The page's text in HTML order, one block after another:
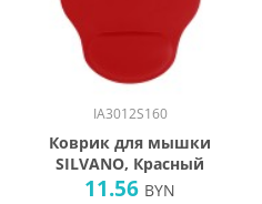
IA3012S160
Коврик для мышки
SILVANO, Красный
11.56 BYN